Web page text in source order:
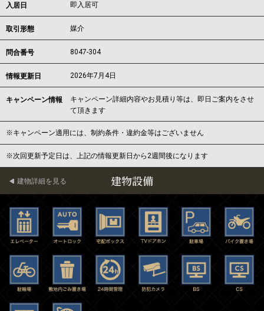
入居日 即入居可
取引形態 媒介
問合番号 8047-304
情報更新日 2026年7月4日
キャンペーン情報
キャンペーン詳細内容やお見積り等は、即日ご案内をさせ
て頂きます
※キャンペーン適用には、制約条件・違約金等はございません
※次回更新予定日は、上記の情報更新日から2週間後になります
建物設備
建物詳細を見る